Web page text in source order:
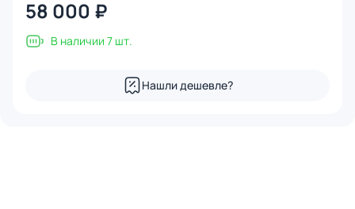
58 000 ₽
В наличии 7 шт.
Нашли дешевле?